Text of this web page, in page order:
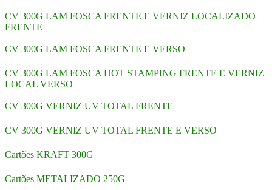
CV 300G LAM FOSCA FRENTE E VERNIZ LOCALIZADO
FRENTE
CV 300G LAM FOSCA FRENTE E VERSO
CV 300G LAM FOSCA HOT STAMPING FRENTE E VERNIZ
LOCAL VERSO
CV 300G VERNIZ UV TOTAL FRENTE
CV 300G VERNIZ UV TOTAL FRENTE E VERSO
Cartões KRAFT 300G
Cartões METALIZADO 250G